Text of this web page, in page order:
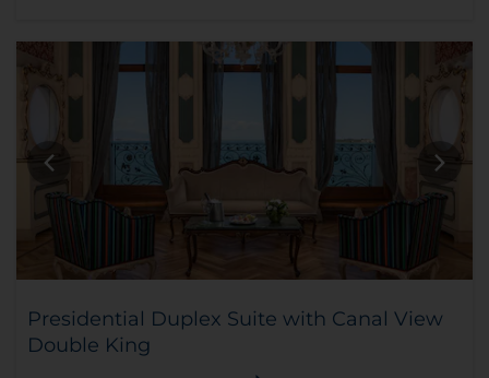
Presidential Duplex Suite with Canal View
Double King